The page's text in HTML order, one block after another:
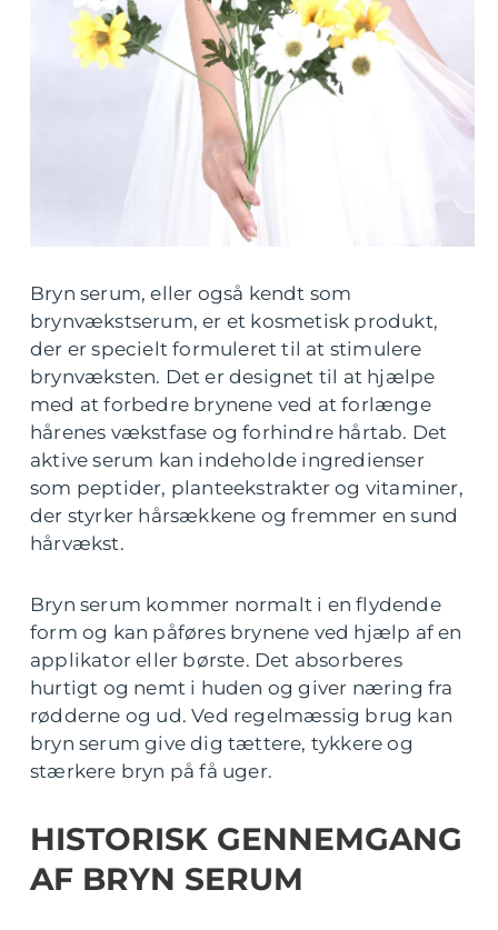
Bryn serum, eller også kendt som
brynvækstserum, er et kosmetisk produkt,
der er specielt formuleret til at stimulere
brynvæksten. Det er designet til at hjælpe
med at forbedre brynene ved at forlænge
hårenes vækstfase og forhindre hårtab. Det
aktive serum kan indeholde ingredienser
som peptider, planteekstrakter og vitaminer,
der styrker hårsækkene og fremmer en sund
hårvækst.
Bryn serum kommer normalt i en flydende
form og kan påføres brynene ved hjælp af en
applikator eller børste. Det absorberes
hurtigt og nemt i huden og giver næring fra
rødderne og ud. Ved regelmæssig brug kan
bryn serum give dig tættere, tykkere og
stærkere bryn på få uger.
HISTORISK GENNEMGANG
AF BRYN SERUM